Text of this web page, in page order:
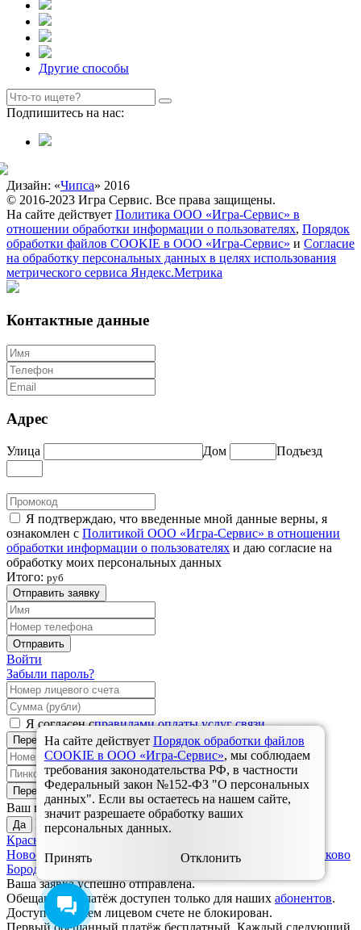
Онлайн-консультант
Здравствуйте! Готовы помочь
вам. Напишите нам, если у
Другие способы
Подпишитесь на нас:
Дизайн: «Чипса» 2016
© 2016-2023 Игра Сервис. Все права защищены.
На сайте действует Политика ООО «Игра-Сервис» в
отношении обработки информации о пользователях, Порядок
обработки файлов COOKIE в ООО «Игра-Сервис» и Согласие
на обработку персональных данных в целях использования
метрического сервиса Яндекс.Метрика
Контактные данные
Адрес
Улица Дом Подъезд
Я подтверждаю, что введенные мной данные верны, я
ознакомлен с Политикой ООО «Игра-Сервис» в отношении
обработки информации о пользователях и даю согласие на
обработку моих персональных данных
Итого: руб
Отправить заявку
Отправить
Войти
Забыли пароль?
Я согласен справилами оплаты услуг связи
Перейти к оплате
Перейти к оплате
Ваш городКрасноярск?
Да
Выбрать другой:
Красноярск
Новоселово, Балахта
Ульяновск Шарыпово
Березовка, Зыково
Бородино
Ваша заявка успешно отправлена.
Обещанный платёж доступен только для наших абонентов.
Доступ на вашем лицевом счете не блокирован.
На сайте действует Порядок обработки файлов
COOKIE в ООО «Игра-Сервис», мы соблюдаем
требования законодательства РФ, в частности
Федеральный закон №152-ФЗ "О персональных
данных". Если вы остаетесь на нашем сайте,
значит разрешаете обработку ваших
персональных данных.
Принять Отклонить